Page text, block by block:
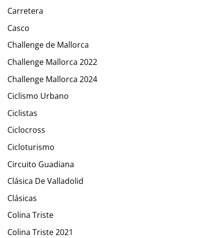
Carretera
Casco
Challenge de Mallorca
Challenge Mallorca 2022
Challenge Mallorca 2024
Ciclismo Urbano
Ciclistas
Ciclocross
Cicloturismo
Circuito Guadiana
Clásica De Valladolid
Clásicas
Colina Triste
Colina Triste 2021